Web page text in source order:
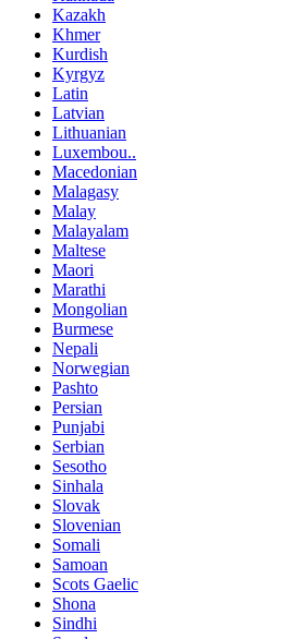
Kazakh
Khmer
Kurdish
Kyrgyz
Latin
Latvian
Lithuanian
Luxembou..
Macedonian
Malagasy
Malay
Malayalam
Maltese
Maori
Marathi
Mongolian
Burmese
Nepali
Norwegian
Pashto
Persian
Punjabi
Serbian
Sesotho
Sinhala
Slovak
Slovenian
Somali
Samoan
Scots Gaelic
Shona
Sindhi